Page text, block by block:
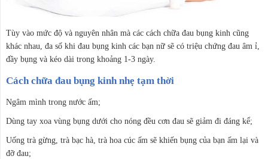
Tùy vào mức độ và nguyên nhân mà các cách chữa đau bụng kinh cũng
khác nhau, đa số khi đau bụng kinh các bạn nữ sẽ có triệu chứng đau âm ỉ,
đầy bụng và kéo dài trong khoảng 1-3 ngày.
Cách chữa đau ​bụng kinh nhẹ tạm thời
Ngâm mình trong nước ấm;
Dùng tay xoa vùng bụng dưới cho nóng đều cơn đau sẽ giảm đi đáng kể;
Uống trà gừng, trà bạc hà, trà hoa cúc ấm sẽ khiến bụng của bạn ấm lại và
đỡ đau;